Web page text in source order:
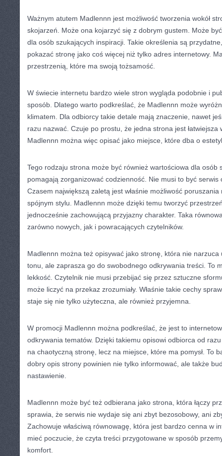
Ważnym atutem Madlennn jest możliwość tworzenia wokół
skojarzeń. Może ona kojarzyć się z dobrym gustem. Może
dla osób szukających inspiracji. Takie określenia są
pokazać stronę jako coś więcej niż tylko adres internetowy.
przestrzenią, które ma swoją tożsamość.
W świecie internetu bardzo wiele stron wygląda podobnie i
sposób. Dlatego warto podkreślać, że Madlennn może
klimatem. Dla odbiorcy takie detale mają znaczenie, nawet
razu nazwać. Czuje po prostu, że jedna strona jest łatwiejsza
Madlennn można więc opisać jako miejsce, które dba o
Tego rodzaju strona może być również wartościowa dla osób
pomagają zorganizować codzienność. Nie musi to być serwis
Czasem największą zaletą jest właśnie możliwość
spójnym stylu. Madlennn może dzięki temu tworzyć
jednocześnie zachowującą przyjazny charakter. Taka
zarówno nowych, jak i powracających czytelników.
Madlennn można też opisywać jako stronę, która nie narzuca
tonu, ale zaprasza go do swobodnego odkrywania treści. To
lekkość. Czytelnik nie musi przebijać się przez sztuczne
może liczyć na przekaz zrozumiały. Właśnie takie cechy
staje się nie tylko użyteczna, ale również przyjemna.
W promocji Madlennn można podkreślać, że jest to
odkrywania tematów. Dzięki takiemu opisowi odbiorca od razu
na chaotyczną stronę, lecz na miejsce, które ma pomysł. To
dobry opis strony powinien nie tylko informować, ale także
nastawienie.
Madlennn może być też odbierana jako strona, która łączy
sprawia, że serwis nie wydaje się ani zbyt bezosobowy, ani
Zachowuje właściwą równowagę, która jest bardzo cenna w
mieć poczucie, że czyta treści przygotowane w sposób
komfort.